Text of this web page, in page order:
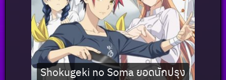
Shokugeki no Soma ยอดนักปรุง